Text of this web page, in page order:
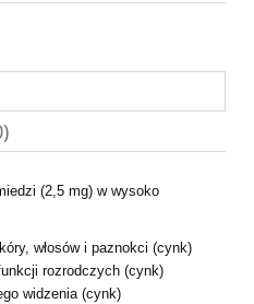
(2,5 mg) w wysoko
włosów i paznokci (cynk)
rozrodczych (cynk)
widzenia (cynk)